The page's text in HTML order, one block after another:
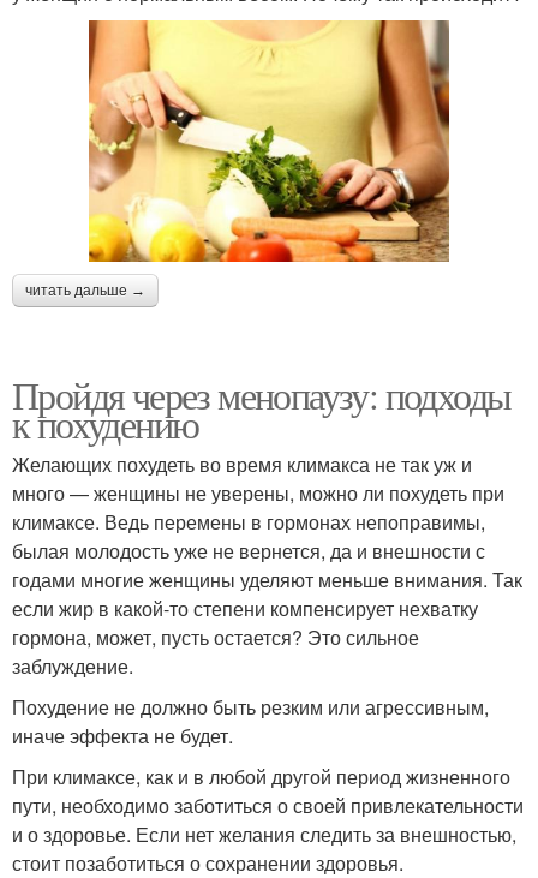
читать дальше →
Пройдя через менопаузу: подходы
к похудению
Желающих похудеть во время климакса не так уж и
много — женщины не уверены, можно ли похудеть при
климаксе. Ведь перемены в гормонах непоправимы,
былая молодость уже не вернется, да и внешности с
годами многие женщины уделяют меньше внимания. Так
если жир в какой-то степени компенсирует нехватку
гормона, может, пусть остается? Это сильное
заблуждение.
Похудение не должно быть резким или агрессивным,
иначе эффекта не будет.
При климаксе, как и в любой другой период жизненного
пути, необходимо заботиться о своей привлекательности
и о здоровье. Если нет желания следить за внешностью,
стоит позаботиться о сохранении здоровья.